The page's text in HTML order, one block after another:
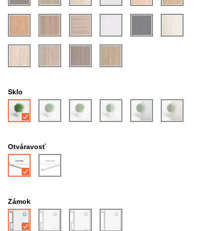
Sklo
Otváravosť
Zámok